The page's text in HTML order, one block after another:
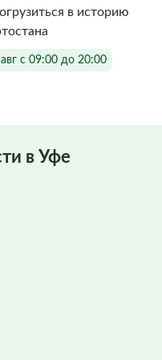
в историю
авг с 09:00 до 20:00
в Уфе